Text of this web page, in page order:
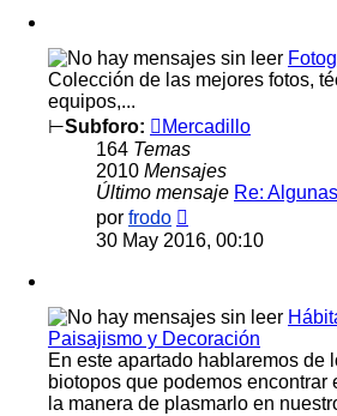
Colección de las mejores fotos,
equipos,...
⊢Subforo:
Mercadillo
164 Temas
2010 Mensajes
Último mensaje Re:
por frodo
último
mensaje
30 May 2016, 00:10
Paisajismo y Decoración
En este apartado hablaremos de
biotopos que podemos encontrar
la manera de plasmarlo en